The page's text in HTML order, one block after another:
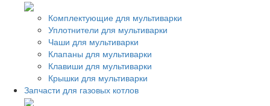
Комплектующие для мультиварки
Уплотнители для мультиварки
Чаши для мультиварки
Клапаны для мультиварки
Клавиши для мультиварки
Крышки для мультиварки
Запчасти для газовых котлов